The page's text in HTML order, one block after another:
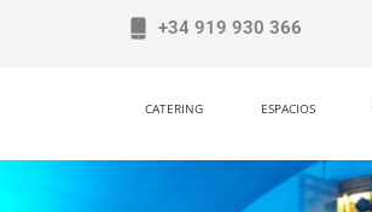
+34 919 930 366
CATERING ESPACIOS